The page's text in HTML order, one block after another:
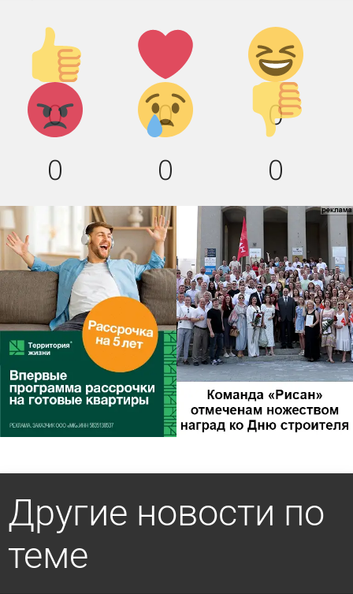
Палец
вверх!
0
Лайк!
0
Дикий
смех!
0
Агрессия!
0
Грусть :
(
0
Палец
вниз!
0
Другие новости по
теме